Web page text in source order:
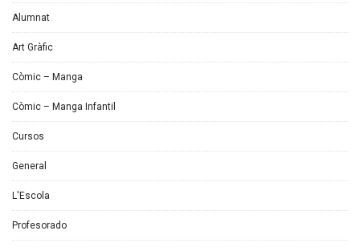
Alumnat
Art Gràfic
Còmic – Manga
Còmic – Manga Infantil
Cursos
General
L'Escola
Profesorado